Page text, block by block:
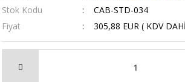
Stok Kodu
CAB-STD-034
Fiyat
305,88 EUR ( KDV